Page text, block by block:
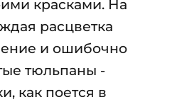
красками. На
расцветка
и ошибочно
тюльпаны -
как поется в